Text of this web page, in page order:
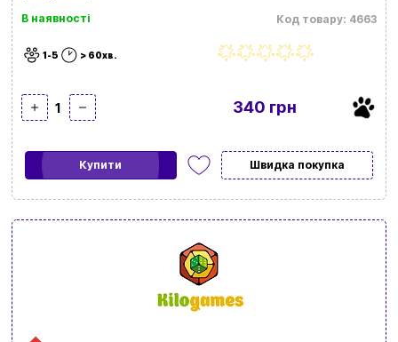
Код товару: 4663
В наявності
1-5 > 60хв.
340 грн
1
Купити Швидка покупка